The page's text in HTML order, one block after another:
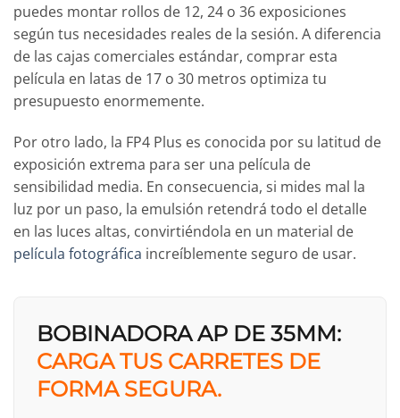
puedes montar rollos de 12, 24 o 36 exposiciones
según tus necesidades reales de la sesión. A diferencia
de las cajas comerciales estándar, comprar esta
película en latas de 17 o 30 metros optimiza tu
presupuesto enormemente.
Por otro lado, la FP4 Plus es conocida por su latitud de
exposición extrema para ser una película de
sensibilidad media. En consecuencia, si mides mal la
luz por un paso, la emulsión retendrá todo el detalle
en las luces altas, convirtiéndola en un material de
película fotográfica increíblemente seguro de usar.
BOBINADORA AP DE 35MM:
CARGA TUS CARRETES DE
FORMA SEGURA.